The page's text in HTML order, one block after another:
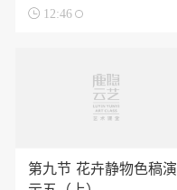
 12:46
第九节 花卉静物色稿演